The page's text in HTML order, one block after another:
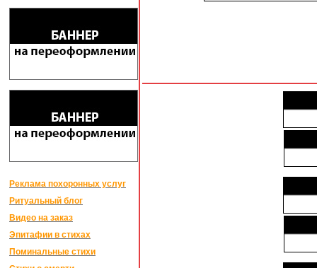
Реклама похоронных услуг
Ритуальный блог
Видео на заказ
Эпитафии в стихах
Поминальные стихи